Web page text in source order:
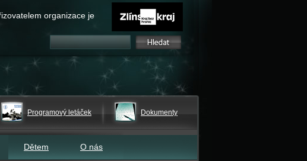
organizace je
Programový letáček Dokumenty
Dětem O nás